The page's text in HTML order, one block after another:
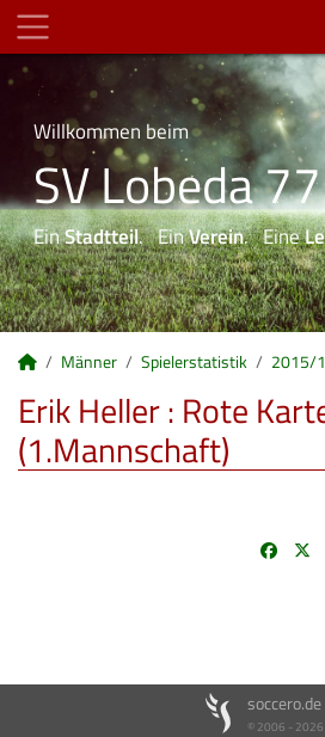
Willkommen beim
SV Lobeda
EinStadtteil. EinVerein. Eine
Männer Spielerstatistik 2015/
Erik Heller : Rote
(1.Mannschaft)
soccero.de
© 2006 - 2026